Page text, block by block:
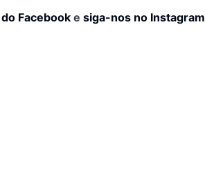
Facebooke siga-nos no Instagram